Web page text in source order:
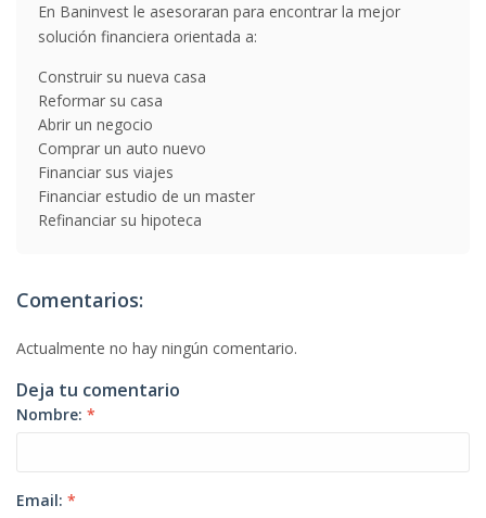
En Baninvest le asesoraran para encontrar la mejor
solución financiera orientada a:
Construir su nueva casa
Reformar su casa
Abrir un negocio
Comprar un auto nuevo
Financiar sus viajes
Financiar estudio de un master
Refinanciar su hipoteca
Comentarios:
Actualmente no hay ningún comentario.
Deja tu comentario
Nombre: *
Email: *